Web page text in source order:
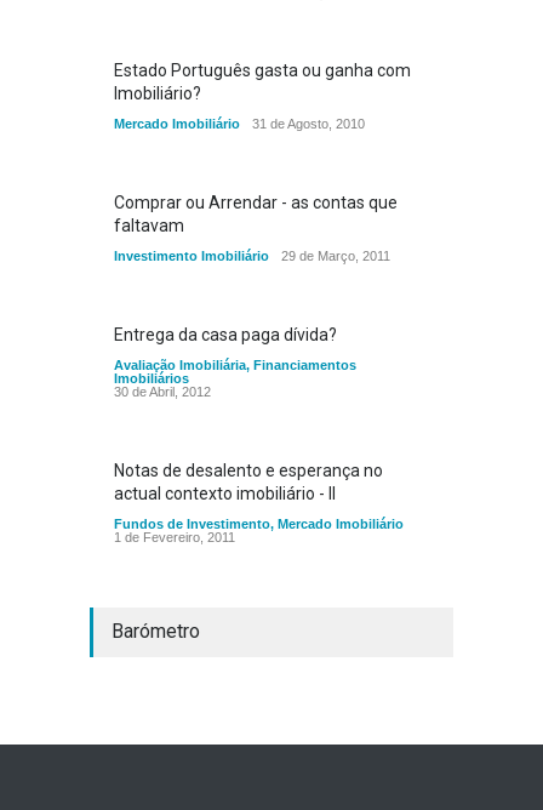
Estado Português gasta ou ganha com
Imobiliário?
Mercado Imobiliário 31 de Agosto, 2010
Comprar ou Arrendar - as contas que
faltavam
Investimento Imobiliário 29 de Março, 2011
Entrega da casa paga dívida?
Avaliação Imobiliária, Financiamentos
Imobiliários
30 de Abril, 2012
Notas de desalento e esperança no
actual contexto imobiliário - II
Fundos de Investimento, Mercado Imobiliário
1 de Fevereiro, 2011
Barómetro